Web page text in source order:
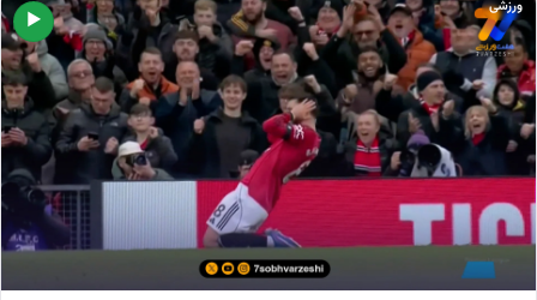
▶
ورزشی